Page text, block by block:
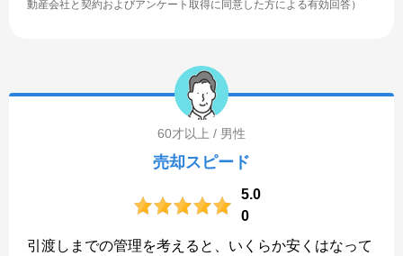
動産会社と契約およびアンケート取得に同意した方による有効回答）
60才以上 / 男性
売却スピード
5.0
0
引渡しまでの管理を考えると、いくらか安くはなって